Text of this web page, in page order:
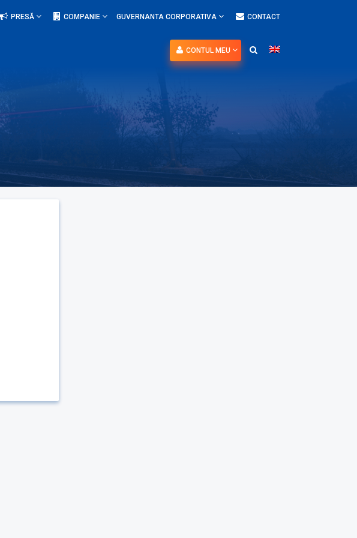
PRESĂ COMPANIE GUVERNANTA CORPORATIVA CONTACT
CONTUL MEU